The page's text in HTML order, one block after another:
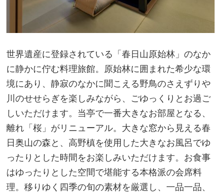
世界遺産に登録されている「春日山原始林」のなか
に静かに佇む料理旅館。原始林に囲まれた希少な環
境にあり、静寂のなかに聞こえる野鳥のさえずりや
川のせせらぎを楽しみながら、ごゆっくりとお過ご
しいただけます。当亭で一番大きなお部屋となる、
離れ「桜」がリニューアル。大きな窓から見える春
日奥山の森と、高野槙を使用した大きなお風呂でゆ
ったりとした時間をお楽しみいただけます。お食事
はゆったりとした空間で堪能する本格派の会席料
理。移りゆく四季の旬の素材を厳選し、一品一品、